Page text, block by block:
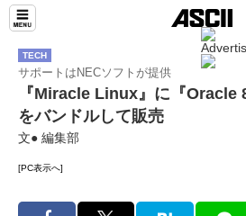
TECH
サポートはNECソフトが提供
『Miracle Linux』に『Oracle
をバンドルして販売
文● 編集部
[PC表示へ]